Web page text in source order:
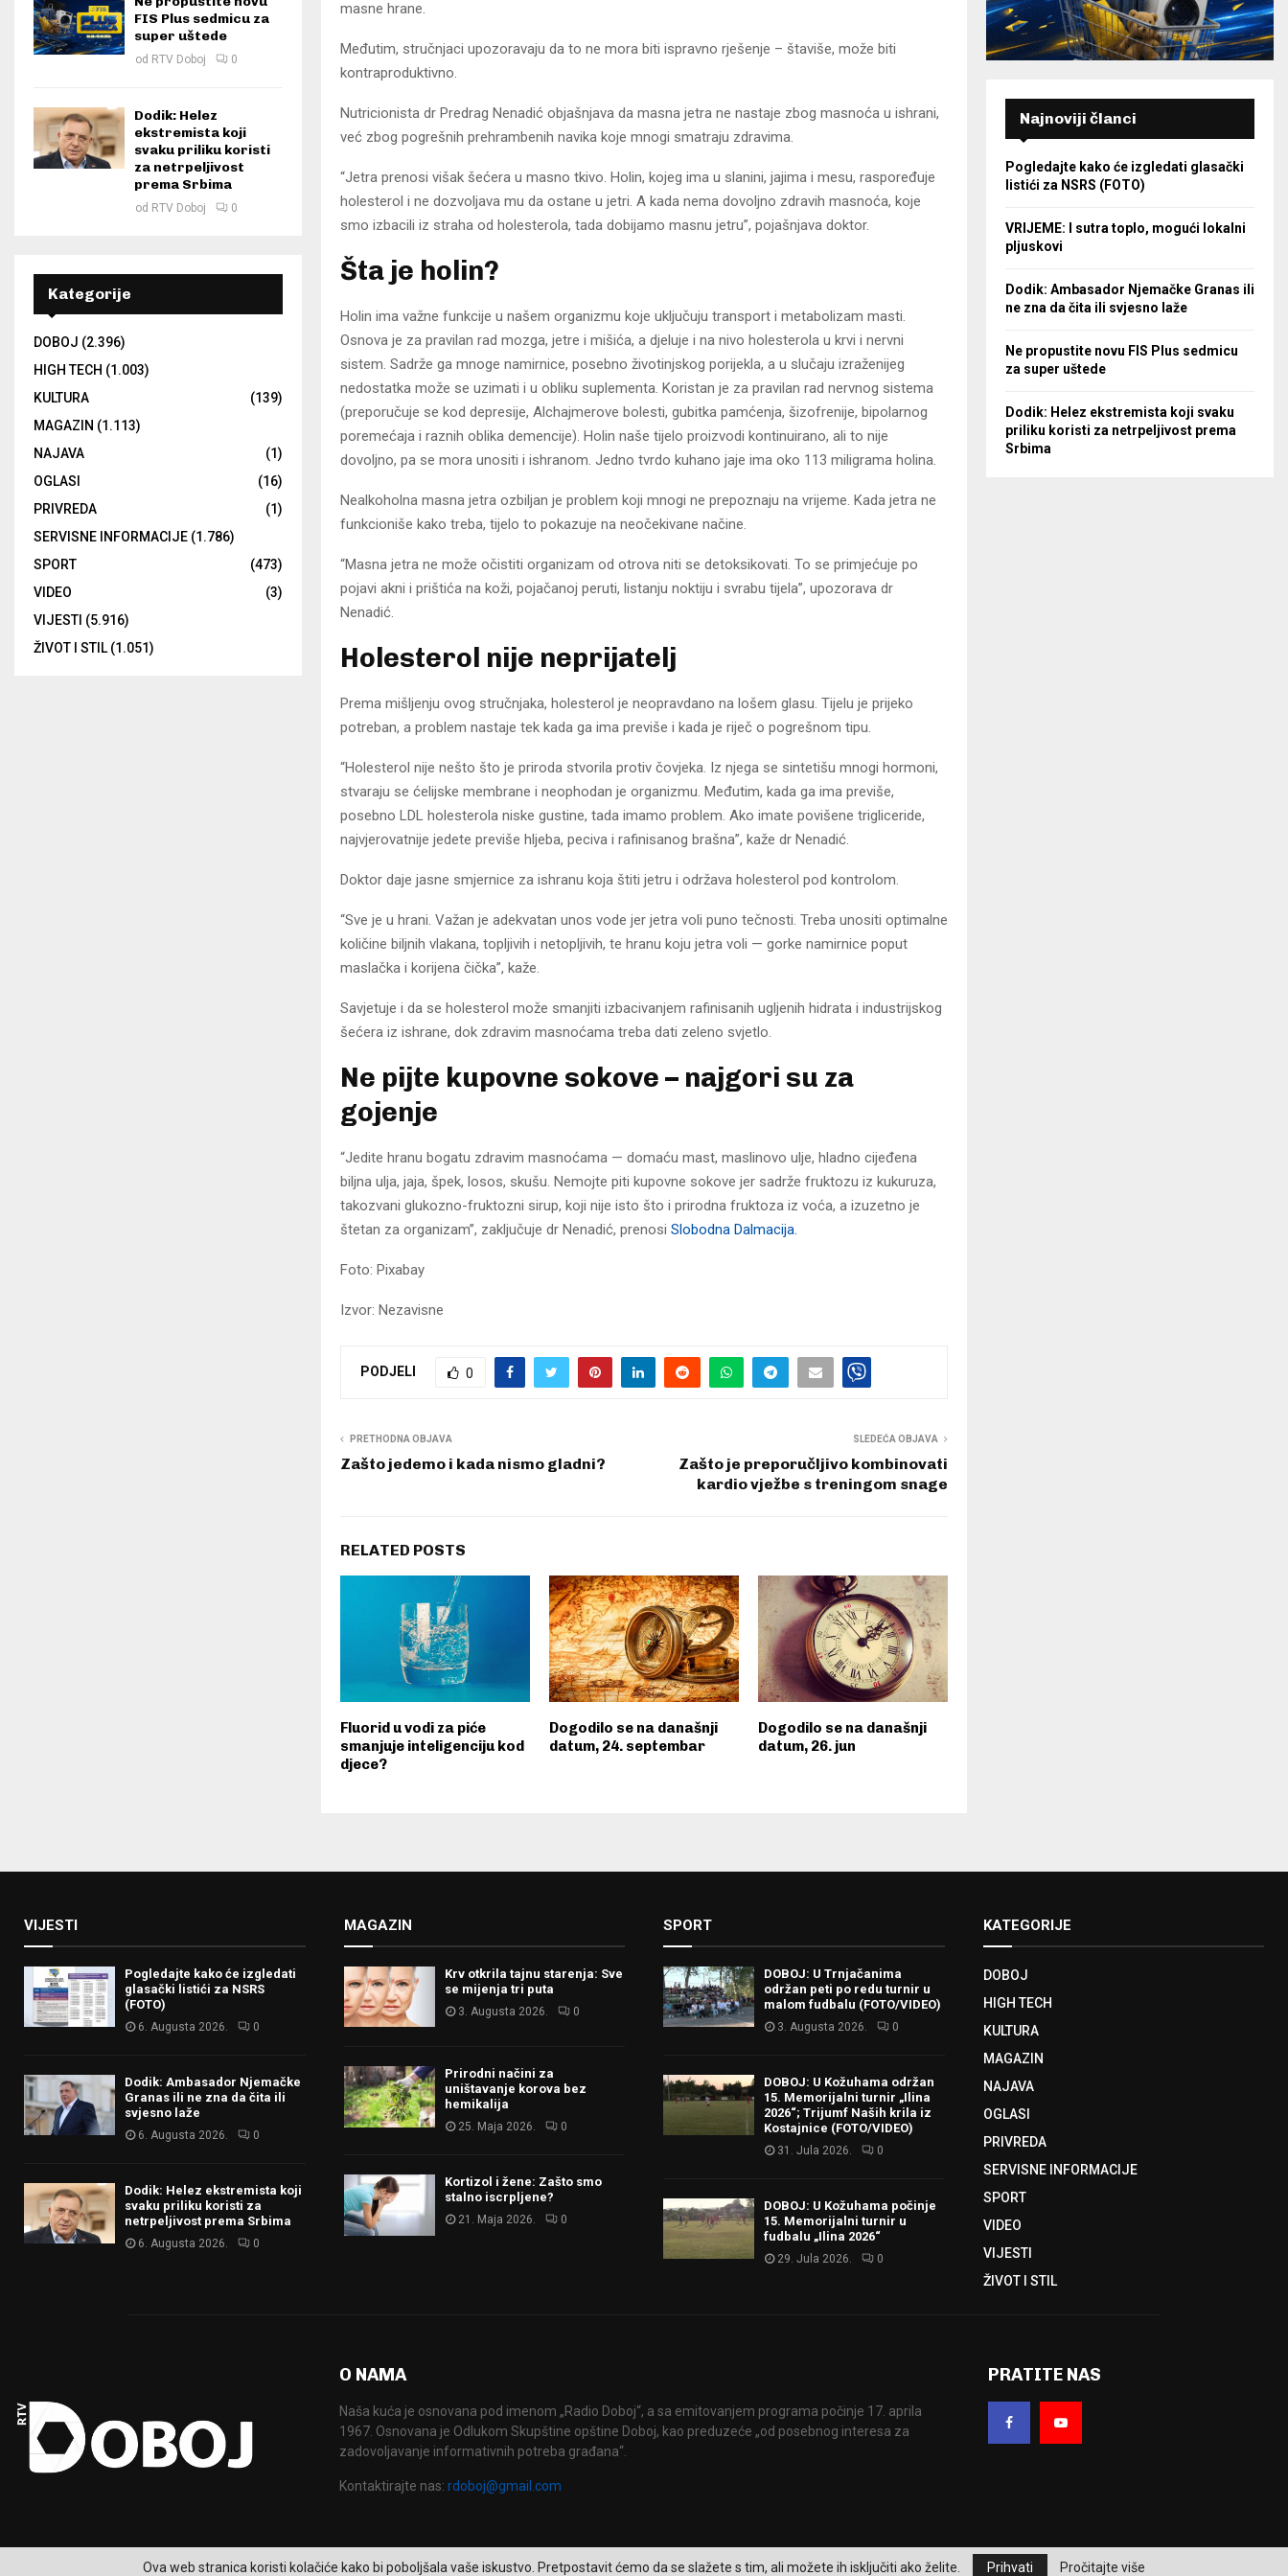
masne hrane.
Međutim, stručnjaci upozoravaju da to ne mora biti ispravno rješenje – štaviše, može biti
kontraproduktivno.
Nutricionista dr Predrag Nenadić objašnjava da masna jetra ne nastaje zbog masnoća u ishrani,
već zbog pogrešnih prehrambenih navika koje mnogi smatraju zdravima.
“Jetra prenosi višak šećera u masno tkivo. Holin, kojeg ima u slanini, jajima i mesu, raspoređuje
holesterol i ne dozvoljava mu da ostane u jetri. A kada nema dovoljno zdravih masnoća, koje
smo izbacili iz straha od holesterola, tada dobijamo masnu jetru”, pojašnjava doktor.
Šta je holin?
Holin ima važne funkcije u našem organizmu koje uključuju transport i metabolizam masti.
Osnova je za pravilan rad mozga, jetre i mišića, a djeluje i na nivo holesterola u krvi i nervni
sistem. Sadrže ga mnoge namirnice, posebno životinjskog porijekla, a u slučaju izraženijeg
nedostatka može se uzimati i u obliku suplementa. Koristan je za pravilan rad nervnog sistema
(preporučuje se kod depresije, Alchajmerove bolesti, gubitka pamćenja, šizofrenije, bipolarnog
poremećaja i raznih oblika demencije). Holin naše tijelo proizvodi kontinuirano, ali to nije
dovoljno, pa se mora unositi i ishranom. Jedno tvrdo kuhano jaje ima oko 113 miligrama holina.
Nealkoholna masna jetra ozbiljan je problem koji mnogi ne prepoznaju na vrijeme. Kada jetra ne
funkcioniše kako treba, tijelo to pokazuje na neočekivane načine.
“Masna jetra ne može očistiti organizam od otrova niti se detoksikovati. To se primjećuje po
pojavi akni i prištića na koži, pojačanoj peruti, listanju noktiju i svrabu tijela”, upozorava dr
Nenadić.
Holesterol nije neprijatelj
Prema mišljenju ovog stručnjaka, holesterol je neopravdano na lošem glasu. Tijelu je prijeko
potreban, a problem nastaje tek kada ga ima previše i kada je riječ o pogrešnom tipu.
“Holesterol nije nešto što je priroda stvorila protiv čovjeka. Iz njega se sintetišu mnogi hormoni,
stvaraju se ćelijske membrane i neophodan je organizmu. Međutim, kada ga ima previše,
posebno LDL holesterola niske gustine, tada imamo problem. Ako imate povišene trigliceride,
najvjerovatnije jedete previše hljeba, peciva i rafinisanog brašna”, kaže dr Nenadić.
Doktor daje jasne smjernice za ishranu koja štiti jetru i održava holesterol pod kontrolom.
“Sve je u hrani. Važan je adekvatan unos vode jer jetra voli puno tečnosti. Treba unositi optimalne
količine biljnih vlakana, topljivih i netopljivih, te hranu koju jetra voli — gorke namirnice poput
maslačka i korijena čička”, kaže.
Savjetuje i da se holesterol može smanjiti izbacivanjem rafinisanih ugljenih hidrata i industrijskog
šećera iz ishrane, dok zdravim masnoćama treba dati zeleno svjetlo.
Ne pijte kupovne sokove – najgori su za
gojenje
“Jedite hranu bogatu zdravim masnoćama — domaću mast, maslinovo ulje, hladno cijeđena
biljna ulja, jaja, špek, losos, skušu. Nemojte piti kupovne sokove jer sadrže fruktozu iz kukuruza,
takozvani glukozno-fruktozni sirup, koji nije isto što i prirodna fruktoza iz voća, a izuzetno je
štetan za organizam”, zaključuje dr Nenadić, prenosi Slobodna Dalmacija.
Foto: Pixabay
Izvor: Nezavisne
PODJELI 0
PRETHODNA OBJAVA
Zašto jedemo i kada nismo gladni?
SLEDEĆA OBJAVA
Zašto je preporučljivo kombinovati
kardio vježbe s treningom snage
RELATED POSTS
Fluorid u vodi za piće
smanjuje inteligenciju kod
djece?
Dogodilo se na današnji
datum, 24. septembar
Dogodilo se na današnji
datum, 26. jun
FIS Plus sedmicu za
super uštede
od RTV Doboj 0
Dodik: Helez
ekstremista koji
svaku priliku koristi
za netrpeljivost
prema Srbima
od RTV Doboj 0
Kategorije
DOBOJ (2.396)
HIGH TECH (1.003)
KULTURA
(139)
MAGAZIN (1.113)
NAJAVA
(1)
OGLASI
(16)
PRIVREDA
(1)
SERVISNE INFORMACIJE (1.786)
SPORT
(473)
VIDEO
(3)
VIJESTI (5.916)
ŽIVOT I STIL(1.051)
Najnoviji članci
Pogledajte kako će izgledati glasački
listići za NSRS (FOTO)
VRIJEME: I sutra toplo, mogući lokalni
pljuskovi
Dodik: Ambasador Njemačke Granas ili
ne zna da čita ili svjesno laže
Ne propustite novu FIS Plus sedmicu
za super uštede
Dodik: Helez ekstremista koji svaku
priliku koristi za netrpeljivost prema
Srbima
VIJESTI
Pogledajte kako će izgledati
glasački listići za NSRS
(FOTO)
6. Augusta 2026. 0
Dodik: Ambasador Njemačke
Granas ili ne zna da čita ili
svjesno laže
6. Augusta 2026. 0
Dodik: Helez ekstremista koji
svaku priliku koristi za
netrpeljivost prema Srbima
6. Augusta 2026. 0
MAGAZIN
Krv otkrila tajnu starenja: Sve
se mijenja tri puta
3. Augusta 2026. 0
Prirodni načini za
uništavanje korova bez
hemikalija
25. Maja 2026. 0
Kortizol i žene: Zašto smo
stalno iscrpljene?
21. Maja 2026. 0
SPORT
DOBOJ: U Trnjačanima
održan peti po redu turnir u
malom fudbalu (FOTO/VIDEO)
3. Augusta 2026. 0
DOBOJ: U Kožuhama održan
15. Memorijalni turnir „Ilina
2026“; Trijumf Naših krila iz
Kostajnice (FOTO/VIDEO)
31. Jula 2026. 0
DOBOJ: U Kožuhama počinje
15. Memorijalni turnir u
fudbalu „Ilina 2026“
29. Jula 2026. 0
KATEGORIJE
DOBOJ
HIGH TECH
KULTURA
MAGAZIN
NAJAVA
OGLASI
PRIVREDA
SERVISNE INFORMACIJE
SPORT
VIDEO
VIJESTI
ŽIVOT I STIL
O NAMA
Naša kuća je osnovana pod imenom „Radio Doboj“, a sa emitovanjem programa počinje 17. aprila
1967. Osnovana je Odlukom Skupštine opštine Doboj, kao preduzeće „od posebnog interesa za
zadovoljavanje informativnih potreba građana“.
Kontaktirajte nas: rdoboj@gmail.com
PRATITE NAS
2026 - RTV Doboj. Sva prava zadržana.
Ova web stranica koristi kolačiće kako bi poboljšala vaše iskustvo. Pretpostavit ćemo da se slažete s tim, ali možete ih isključiti ako želite. Prihvati Pročitajte više